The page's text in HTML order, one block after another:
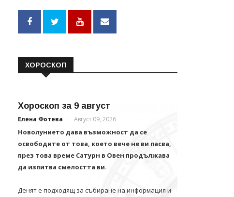
ХОРОСКОП
Хороскоп за 9 август
Елена Фотева Август 09, 2026
Новолунието дава възможност да се
освободите от това, което вече не ви пасва,
през това време Сатурн в Овен продължава
да изпитва смелостта ви.
Денят е подходящ за събиране на информация и